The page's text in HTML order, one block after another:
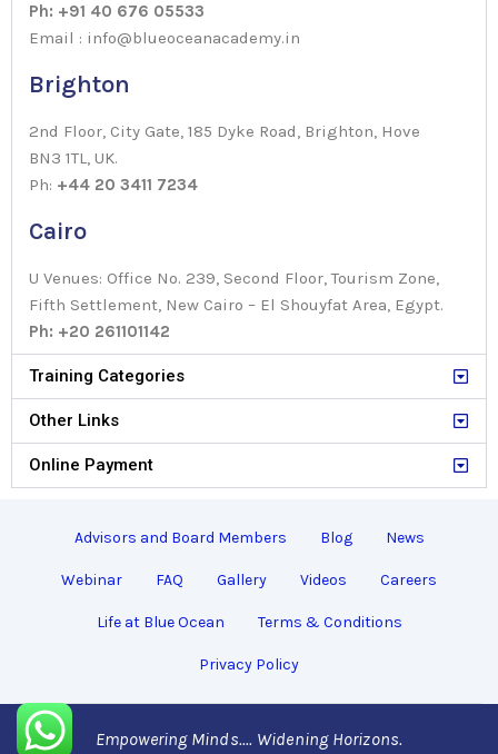
Ph: +91 40 676 05533
Email : info@blueoceanacademy.in
Brighton
2nd Floor, City Gate, 185 Dyke Road, Brighton, Hove
BN3 1TL, UK.
Ph: +44 20 3411 7234
Cairo
U Venues: Office No. 239, Second Floor, Tourism Zone,
Fifth Settlement, New Cairo – El Shouyfat Area, Egypt.
Ph: +20 261101142
Training Categories
Other Links
Online Payment
Advisors and Board Members Blog News
Webinar FAQ Gallery Videos Careers
Life at Blue Ocean Terms & Conditions
Privacy Policy
Empowering Minds.... Widening Horizons.